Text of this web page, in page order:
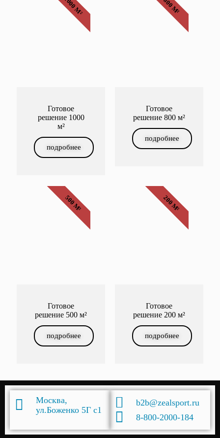
Готовое
решение 1000
м²
подробнее
1000 М²
Готовое
решение 800 м²
подробнее
800 М²
Готовое
решение 500 м²
подробнее
500 М²
Готовое
решение 200 м²
подробнее
200 М²
Москва,
ул.Боженко 5Г с1
b2b@zealsport.ru
8-800-2000-184